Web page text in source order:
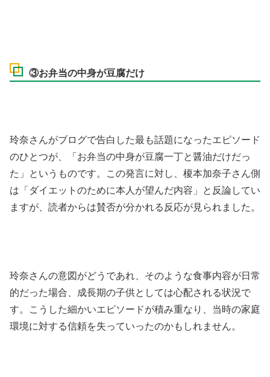
③お弁当の中身が豆腐だけ
玲奈さんがブログで告白した最も話題になったエピソード
のひとつが、「お弁当の中身が豆腐一丁と醤油だけだっ
た」というものです。この発言に対し、榎本加奈子さん側
は「ダイエットのために本人が望んだ内容」と反論してい
ますが、読者からは賛否が分かれる反応が見られました。
玲奈さんの意図がどうであれ、そのような食事内容が日常
的だった場合、成長期の子供としては心配される状況で
す。こうした細かいエピソードが積み重なり、当時の家庭
環境に対する信頼を失っていったのかもしれません。